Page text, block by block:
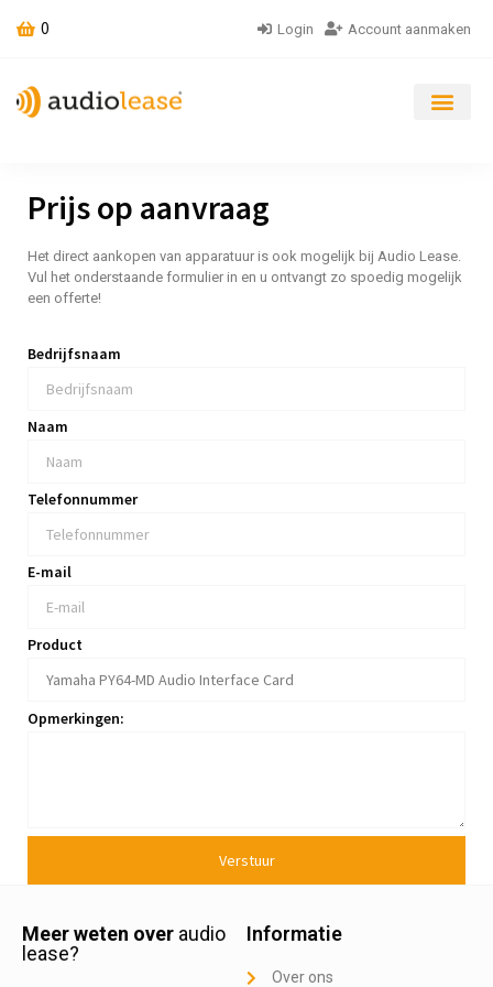
0 Login Account aanmaken
Prijs op aanvraag
Het direct aankopen van apparatuur is ook mogelijk bij Audio Lease.
Vul het onderstaande formulier in en u ontvangt zo spoedig mogelijk
een offerte!
Bedrijfsnaam
Naam
Telefonnummer
E-mail
Product
Opmerkingen:
Verstuur
Meer weten over audio
lease?
Informatie
Over ons